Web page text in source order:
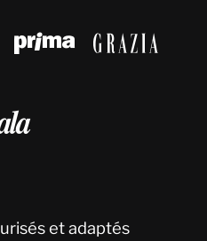
 
et adaptés